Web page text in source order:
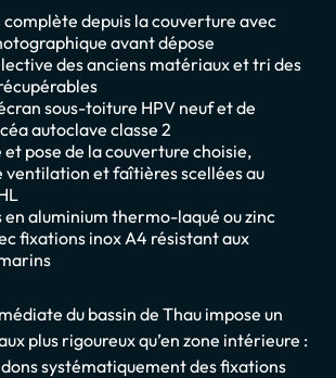
depuis la couverture avec
avant dépose
des anciens matériaux et tri des
écran sous-toiture HPV neuf et de
autoclave classe 2
pose de la couverture choisie,
ventilation et faîtières scellées au
en aluminium thermo-laqué ou zinc
fixations inox A4 résistant aux
du bassin de Thau impose un
plus rigoureux qu’en zone intérieure :
systématiquement des fixations